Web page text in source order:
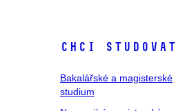
Chci studovat
Bakalářské a magisterské
studium